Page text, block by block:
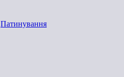
Патинування